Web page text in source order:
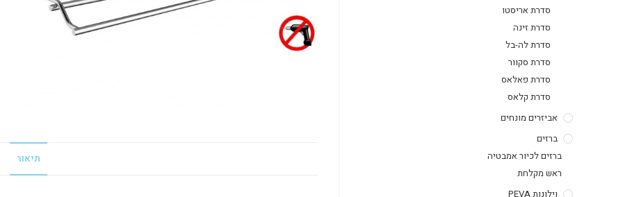
תיאור
סדרת אריסטו
סדרת זינה
סדרת לה-בל
סדרת סקוור
סדרת פאלאס
סדרת קלאס
אביזרים מונחים
ברזים
ברזים לכיור אמבטיה
ראש מקלחת
וילונות PEVA